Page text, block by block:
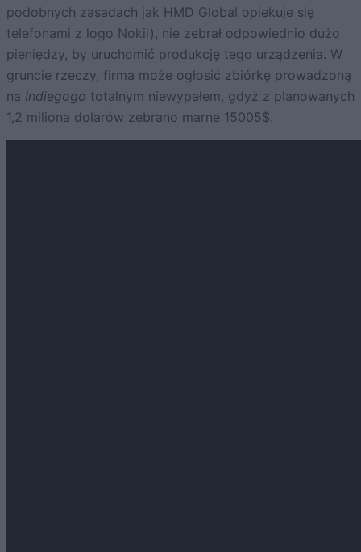
podobnych zasadach jak HMD Global opiekuje się
telefonami z logo Nokii), nie zebrał odpowiednio dużo
pieniędzy, by uruchomić produkcję tego urządzenia. W
gruncie rzeczy, firma może ogłosić zbiórkę prowadzoną
na Indiegogo totalnym niewypałem, gdyż z planowanych
1,2 miliona dolarów zebrano marne 15005$.